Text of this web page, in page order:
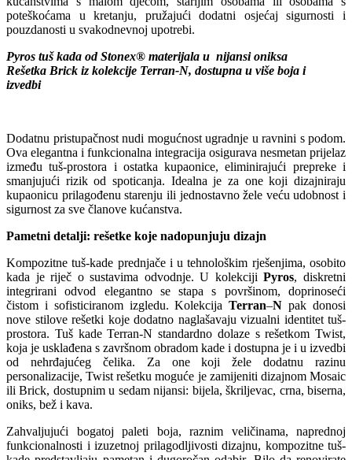
poteškoćama u kretanju, pružajući dodatni osjećaj sigurnosti i
pouzdanosti u svakodnevnoj upotrebi.
Pyros tuš kada od Stonex® materijala u nijansi oniksa
Rešetka Brick iz kolekcije Terran-N, dostupna u više boja i
izvedbi
Dodatnu pristupačnost nudi mogućnost ugradnje u ravnini s podom.
Ova elegantna i funkcionalna integracija osigurava nesmetan prijelaz
između tuš-prostora i ostatka kupaonice, eliminirajući prepreke i
smanjujući rizik od spoticanja. Idealna je za one koji dizajniraju
kupaonicu prilagođenu starenju ili jednostavno žele veću udobnost i
sigurnost za sve članove kućanstva.
Pametni detalji: rešetke koje nadopunjuju dizajn
Kompozitne tuš-kade prednjače i u tehnološkim rješenjima, osobito
kada je riječ o sustavima odvodnje. U kolekcijiPyros, diskretni
integrirani odvod elegantno se stapa s površinom, doprinoseći
čistom i sofisticiranom izgledu. KolekcijaTerran–N pak donosi
nove stilove rešetki koje dodatno naglašavaju vizualni identitet tuš-
prostora. Tuš kade Terran-N standardno dolaze s rešetkom Twist,
koja je usklađena s završnom obradom kade i dostupna je i u izvedbi
od nehrđajućeg čelika. Za one koji žele dodatnu razinu
personalizacije, Twist rešetku moguće je zamijeniti dizajnom Mosaic
ili Brick, dostupnim u sedam nijansi: bijela, škriljevac, crna, biserna,
oniks, bež i kava.
Zahvaljujući bogatoj paleti boja, raznim veličinama, naprednoj
funkcionalnosti i izuzetnoj prilagodljivosti dizajnu, kompozitne tuš-